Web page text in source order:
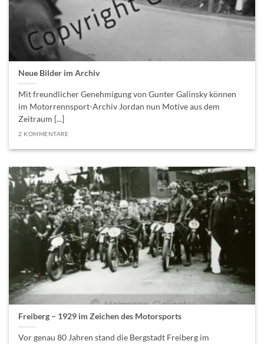
Neue Bilder im Archiv
Mit freundlicher Genehmigung von Gunter Galinsky können
im Motorrennsport-Archiv Jordan nun Motive aus dem
Zeitraum [...]
2 KOMMENTARE
Freiberg – 1929 im Zeichen des Motorsports
Vor genau 80 Jahren stand die Bergstadt Freiberg im